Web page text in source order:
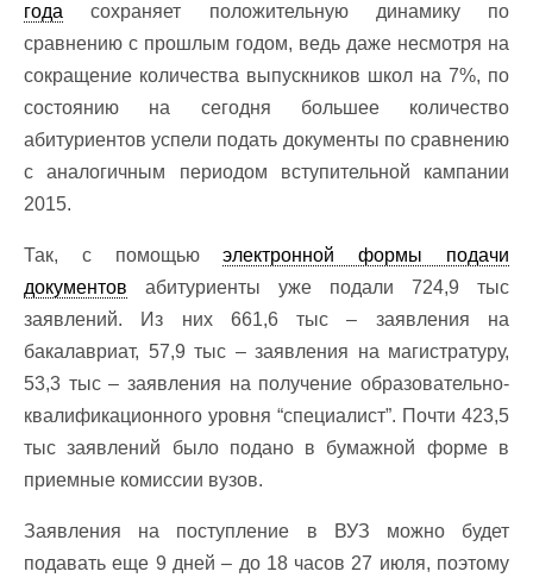
года сохраняет положительную динамику по
сравнению с прошлым годом, ведь даже несмотря на
сокращение количества выпускников школ на 7%, по
состоянию на сегодня большее количество
абитуриентов успели подать документы по сравнению
с аналогичным периодом вступительной кампании
2015.
Так, с помощьюэлектронной формы подачи
документов абитуриенты уже подали 724,9 тыс
заявлений. Из них 661,6 тыс – заявления на
бакалавриат, 57,9 тыс – заявления на магистратуру,
53,3 тыс – заявления на получение образовательно-
квалификационного уровня “специалист”. Почти 423,5
тыс заявлений было подано в бумажной форме в
приемные комиссии вузов.
Заявления на поступление в ВУЗ можно будет
подавать еще 9 дней – до 18 часов 27 июля, поэтому